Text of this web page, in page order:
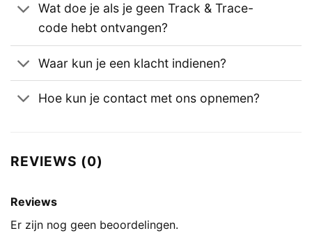
Wat doe je als je geen Track & Trace-
code hebt ontvangen?
Waar kun je een klacht indienen?
Hoe kun je contact met ons opnemen?
REVIEWS (0)
Reviews
Er zijn nog geen beoordelingen.